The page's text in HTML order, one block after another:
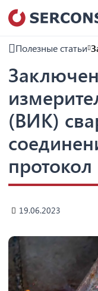
Полезные статьи
(ВИК)
протокол
19.06.2023